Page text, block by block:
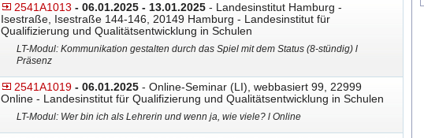
2541A1013 - 06.01.2025 - 13.01.2025- Landesinstitut Hamburg -
Isestraße, Isestraße 144-146, 20149 Hamburg - Landesinstitut für
Qualifizierung und Qualitätsentwicklung in Schulen
LT-Modul: Kommunikation gestalten durch das Spiel mit dem Status (8-stündig) l
Präsenz
2541A1019 - 06.01.2025- Online-Seminar (LI), webbasiert 99, 22999
Online - Landesinstitut für Qualifizierung und Qualitätsentwicklung in Schulen
LT-Modul: Wer bin ich als Lehrerin und wenn ja, wie viele? l Online